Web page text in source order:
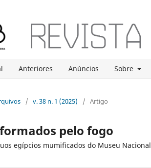
Anteriores Anúncios Sobre
/ v. 38 n. 1 (2025) / Artigo
pelo fogo
egípcios mumificados do Museu Nacional